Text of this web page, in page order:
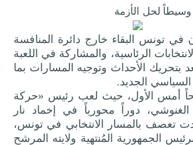
لحل الأزمة
في تونس البقاء خارج دائرة المنافسة
الرئاسية، والمشاركة في اللعبة
بتحريك الأحداث وتوجيه المسارات بما
الجديد.
أمس الأول، حيث لعب رئيس «حركة
دوراً محورياً في إخماد نار
تعصف بالمسار الانتخابي في تونس،
الجمهورية المُنتهية ولايته المرشح